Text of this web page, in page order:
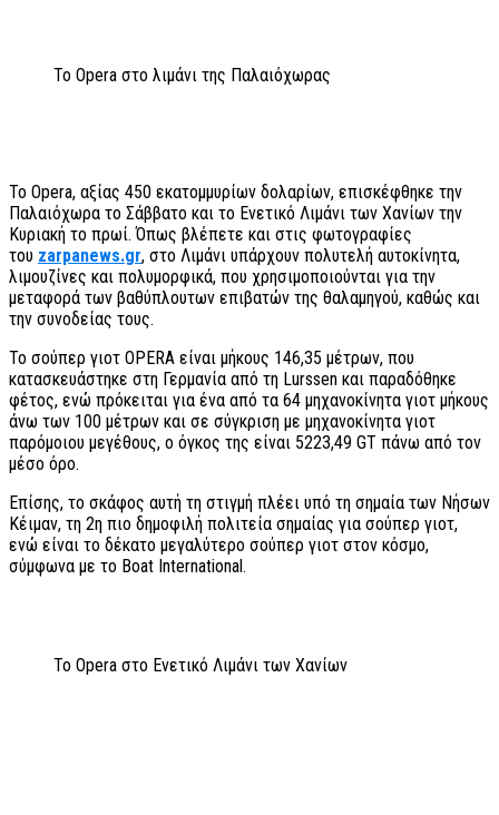
Το Opera στο λιμάνι της Παλαιόχωρας
To Opera, αξίας 450 εκατομμυρίων δολαρίων, επισκέφθηκε την
Παλαιόχωρα το Σάββατο και το Ενετικό Λιμάνι των Χανίων την
Κυριακή το πρωί. Όπως βλέπετε και στις φωτογραφίες
του zarpanews.gr, στο Λιμάνι υπάρχουν πολυτελή αυτοκίνητα,
λιμουζίνες και πολυμορφικά, που χρησιμοποιούνται για την
μεταφορά των βαθύπλουτων επιβατών της θαλαμηγού, καθώς και
την συνοδείας τους.
Το σούπερ γιοτ OPERA είναι μήκους 146,35 μέτρων, που
κατασκευάστηκε στη Γερμανία από τη Lurssen και παραδόθηκε
φέτος, ενώ πρόκειται για ένα από τα 64 μηχανοκίνητα γιοτ μήκους
άνω των 100 μέτρων και σε σύγκριση με μηχανοκίνητα γιοτ
παρόμοιου μεγέθους, ο όγκος της είναι 5223,49 GT πάνω από τον
μέσο όρο.
Επίσης, το σκάφος αυτή τη στιγμή πλέει υπό τη σημαία των Νήσων
Κέιμαν, τη 2η πιο δημοφιλή πολιτεία σημαίας για σούπερ γιοτ,
ενώ είναι το δέκατο μεγαλύτερο σούπερ γιοτ στον κόσμο,
σύμφωνα με το Boat International.
Το Opera στο Ενετικό Λιμάνι των Χανίων